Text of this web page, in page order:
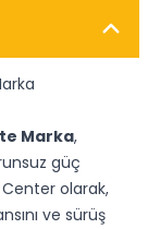
Marka,
güç
olarak,
ve sürüş